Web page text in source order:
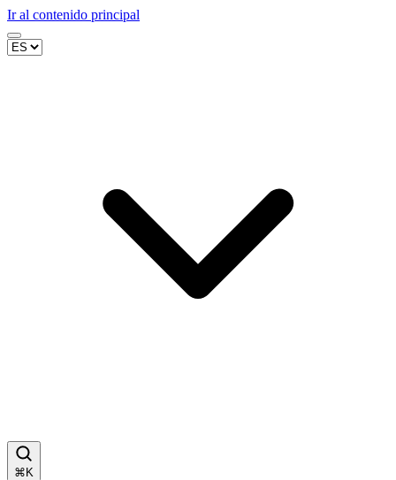
Ir al contenido principal
⌘ K